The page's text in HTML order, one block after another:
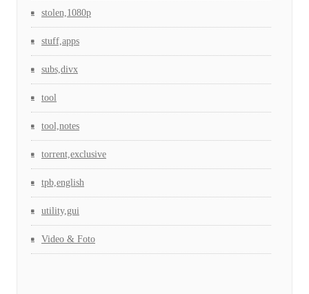
stolen,1080p
stuff,apps
subs,divx
tool
tool,notes
torrent,exclusive
tpb,english
utility,gui
Video & Foto